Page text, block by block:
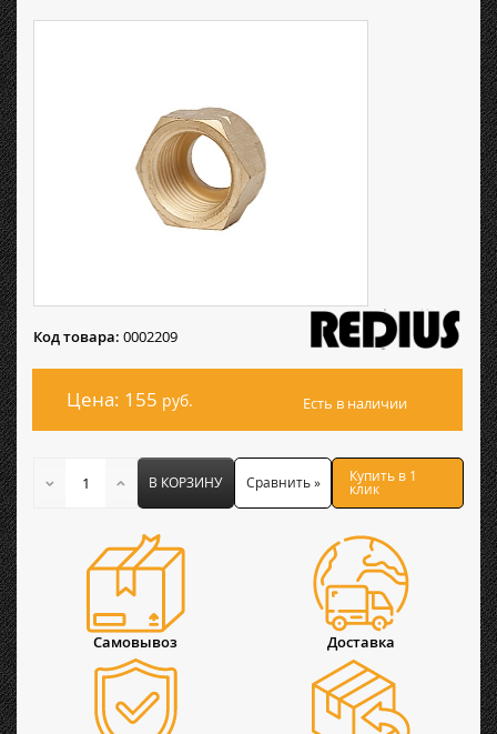
Код товара: 0002209
Цена: 155 руб. Есть в наличии
В КОРЗИНУ Сравнить » Купить в 1
клик
Самовывоз Доставка